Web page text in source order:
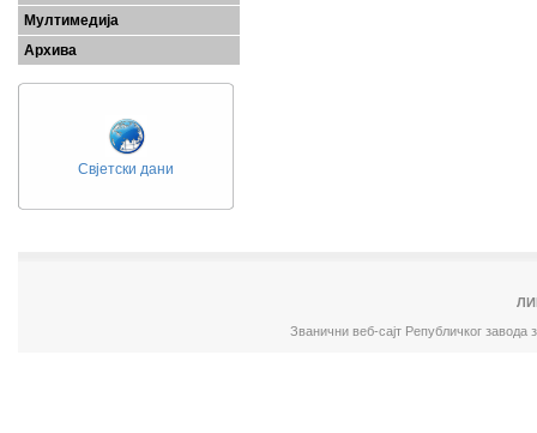
Мултимедија
Архива
Свјетски дани
Званични веб-сајт Републичког